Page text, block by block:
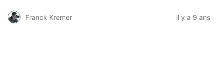
Franck Kremer il y a 9 ans